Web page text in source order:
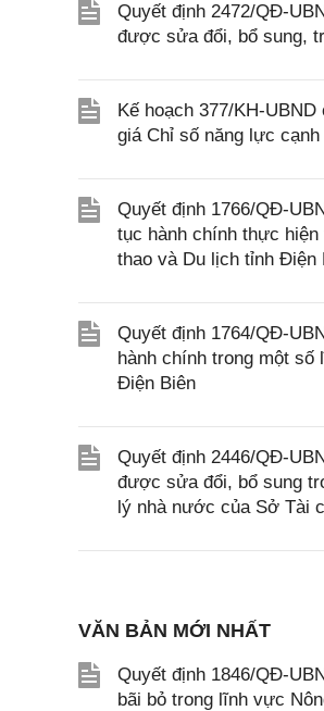
Quyết định 2472/QĐ-
được sửa đổi, bổ sung,
Kế hoạch 377/KH-
giá Chỉ số năng lực
Quyết định 1766/QĐ-
tục hành chính thực hiện
thao và Du lịch tỉnh Điện
Quyết định 1764/QĐ-
hành chính trong một
Điện Biên
Quyết định 2446/QĐ-
được sửa đổi, bổ sung
lý nhà nước của Sở Tài
VĂN BẢN MỚI NHẤT
Quyết định 1846/QĐ-
bãi bỏ trong lĩnh vực